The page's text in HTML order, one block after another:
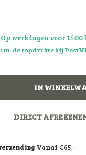
werkdagen voor
de topdrukte bij
IN
DIRECT
Vanaf €65,-